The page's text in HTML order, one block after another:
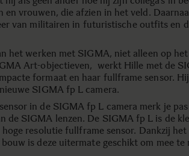
en vrouwen, die afzien in het veld.
van militairen in futuristische outfits en
het werken met SIGMA, niet alleen op het
Art-objectieven, werkt Hille met de
formaat en haar fullframe sensor.
SIGMA fp L camera.
in de SIGMA fp L camera merk je
de SIGMA lenzen. De SIGMA fp L is de
resolutie fullframe sensor. Dankzij
is deze uitermate geschikt om mee te